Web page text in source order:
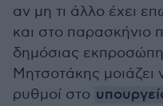
αν μη τι άλλο έχει
και στο παρασκήνιο
δημόσιας
Μητσοτάκης μοιάζει
ρυθμοί στο